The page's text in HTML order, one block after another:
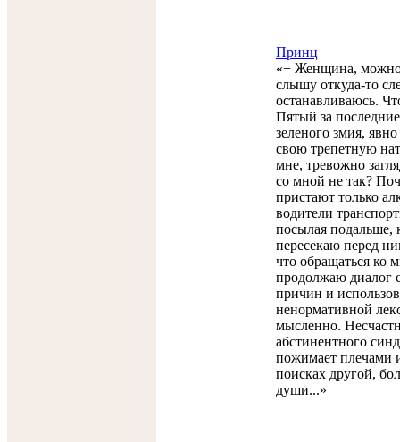
Принц
«− Женщина, можно
слышу откуда-то
останавливаюсь.
Пятый за
зеленого змия,
свою трепетную
мне, тревожно
со мной не так?
пристают только
водители
посылая подальше,
пересекаю перед
что обращаться ко
продолжаю диалог
причин и
ненормативной
мысленно.
абстинентного
пожимает плечами
поисках другой,
души...»